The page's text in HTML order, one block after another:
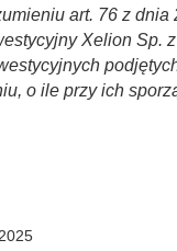
art. 76 z
Xelion Sp.
o ile przy ich